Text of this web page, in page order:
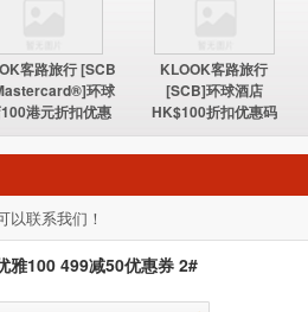
客路旅行 [SCB
环球
港元折扣优惠
码
KLOOK客路旅行
[SCB]环球酒店
HK$100折扣优惠码
联系我们！
雅100 499减50优惠券 2#